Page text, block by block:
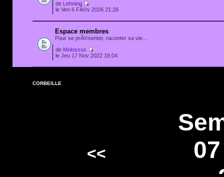
de
Lehning
le Ven 6 FÃ©v 2026 21:26
Espace membres
Pour se prÃ©senter, raconter sa vie...
de Molossus
le Jeu 17 Nov 2022 16:04
CORBEILLE
<<